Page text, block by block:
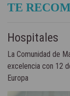
TE
Hospitales
La Comunidad de
excelencia con 12
Europa